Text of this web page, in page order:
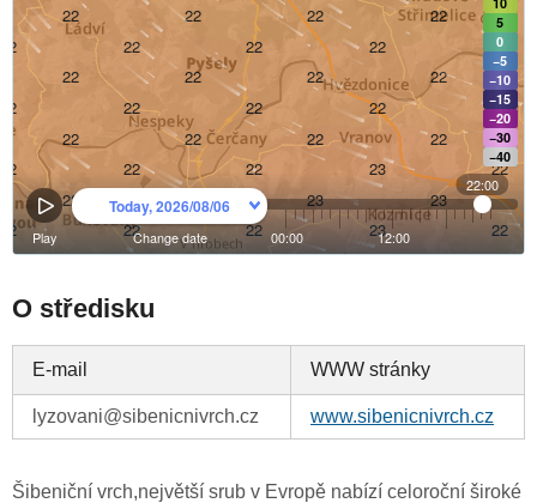
O středisku
E-mail WWW stránky
lyzovani@sibenicnivrch.cz www.sibenicnivrch.cz
Šibeniční vrch,největší srub v Evropě nabízí celoroční široké